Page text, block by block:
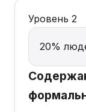
Уровень 2
20%